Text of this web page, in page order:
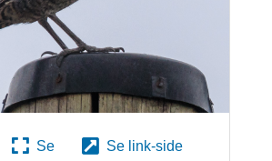
Se
Se link-side